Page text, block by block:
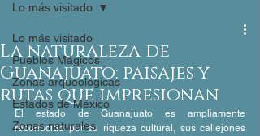
Lo más visitado
Pueblos Mágicos
Zonas arqueológicas
Estados de México
Zonas naturales
Lo más visitado
La naturaleza de
Guanajuato: paisajes y
rutas que impresionan
El estado de Guanajuato es ampliamente
reconocido por su riqueza cultural, sus callejones